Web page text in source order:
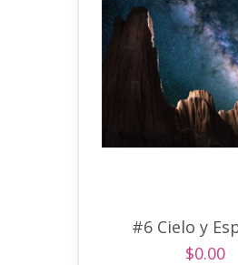
#6 Cielo y
$0.00